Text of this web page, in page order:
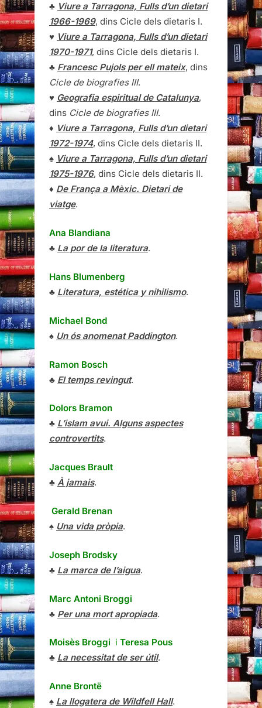
♣ Viure a Tarragona, Fulls d’un dietari
1966-1969, dins Cicle dels dietaris I.
♥ Viure a Tarragona, Fulls d’un dietari
1970-1971, dins Cicle dels dietaris I.
♣ Francesc Pujols per ell mateix, dins
Cicle de biografies III.
♥ Geografia espiritual de Catalunya,
dins Cicle de biografies III.
♦ Viure a Tarragona, Fulls d’un dietari
1972-1974, dins Cicle dels dietaris II.
♠ Viure a Tarragona, Fulls d’un dietari
1975-1976, dins Cicle dels dietaris II.
♦ De França a Mèxic. Dietari de
viatge.
Ana Blandiana
♣ La por de la literatura.
Hans Blumenberg
♣ Literatura, estética y nihilismo.
Michael Bond
♠ Un ós anomenat Paddington.
Ramon Bosch
♣ El temps revingut.
Dolors Bramon
♣ L’islam avui. Alguns aspectes
controvertits.
Jacques Brault
♣ À jamais.
Gerald Brenan
♠ Una vida pròpia.
Joseph Brodsky
♣ La marca de l’aigua.
Marc Antoni Broggi
♣ Per una mort apropiada.
Moisès Broggi i Teresa Pous
♣ La necessitat de ser útil.
Anne Brontë
♠ La llogatera de Wildfell Hall.